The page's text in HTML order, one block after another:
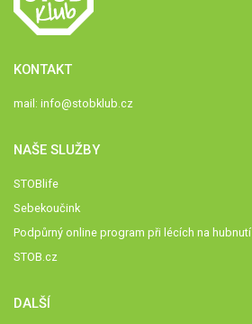
KONTAKT
mail: info@stobklub.cz
NAŠE SLUŽBY
STOBlife
Sebekoučink
Podpůrný online program při lécích na hubnutí
STOB.cz
DALŠÍ